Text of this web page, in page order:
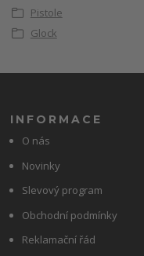
Pistole
Glock
INFORMACE
O nás
Novinky
Slevový program
Obchodní podmínky
Reklamační řád